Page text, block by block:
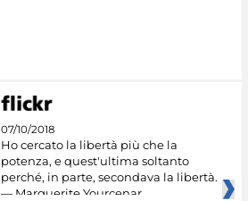
07/10/2018
Ho cercato la libertà più che la
potenza, e quest'ultima soltanto
perché, in parte, secondava la libertà.
— Marguerite Yourcenar